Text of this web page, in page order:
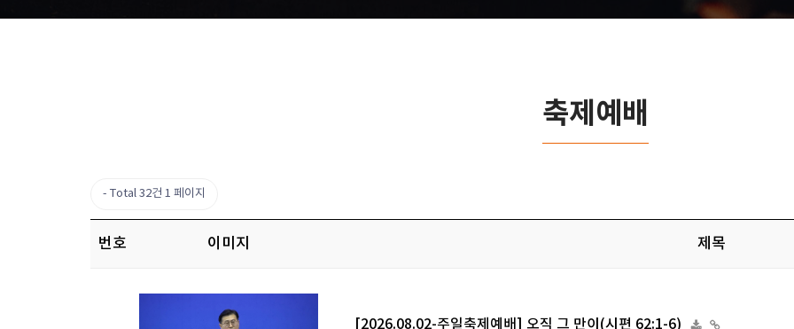
축제예배
Total 32건 1 페이지
번호 이미지 제목
[2026.08.02-주일축제예배] 오직 그 만이(시편 62:1-6)